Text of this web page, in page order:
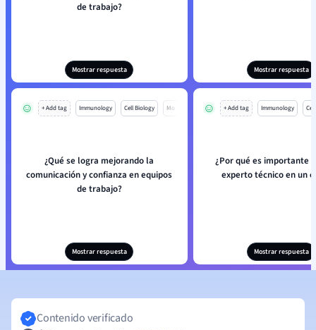
de trabajo?
Mostrar respuesta Mostrar respuesta
+ Add tag Immunology Cell Biology Mo
¿Qué se logra mejorando la
comunicación y confianza en equipos
de trabajo?
Mostrar respuesta
+ Add tag Immunology
¿Por qué es importante
experto técnico en un
Mostrar respuesta
Contenido verificado